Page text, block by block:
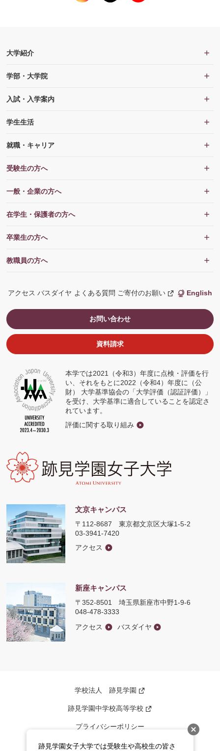
文京キャンパス
〒112-8687東京都文京区大塚1-5-2
03-3941-7420
アクセス
新座キャンパス
〒352-8501埼玉県新座市中野1-9-6
048-478-3333
アクセス
バスダイヤ
本学では2021（令和3）年度に点検・評価を行
い、それをもとに2022（令和4）年度に（公
財） 大学基準協会の「大学評価（認証評価）」
を受け、大学基準に適合していることを認定さ
れています。
評価に関する取り組み
大学紹介
学部・大学院
入試・入学案内
学生生活
就職・キャリア
受験生の方へ
一般・企業の方へ
在学生・保護者の方へ
卒業生の方へ
教職員の方へ
アクセス バスダイヤ よくある質問 ご寄付のお願い
新
し
ド
開
English
お問い合わせ
資料請求
学校法人 跡見学園
新
ウ
で
跡見学園中学校高等学校
新
ン
プライバシーポリシー
このサイトについて
跡見学園女子大学では受験生や高校生の皆さ